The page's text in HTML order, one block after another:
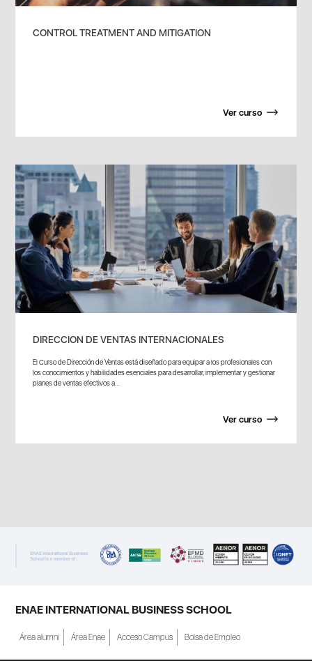
CONTROL TREATMENT AND MITIGATION
Ver curso
DIRECCION DE VENTAS INTERNACIONALES
El Curso de Dirección de Ventas está diseñado para equipar a los profesionales con
los conocimientos y habilidades esenciales para desarrollar, implementar y gestionar
planes de ventas efectivos a...
Ver curso
ENAE INTERNATIONAL BUSINESS SCHOOL
Área alumni Área Enae Acceso Campus Bolsa de Empleo